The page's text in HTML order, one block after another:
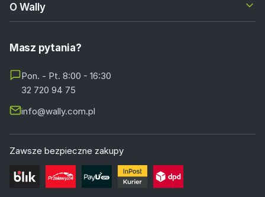
O Wally
Masz pytania?
Pon. - Pt. 8:00 - 16:30
32 720 94 75
info@wally.com.pl
Zawsze bezpieczne zakupy